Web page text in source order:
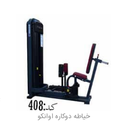
خیاطه دوکاره اوانکو